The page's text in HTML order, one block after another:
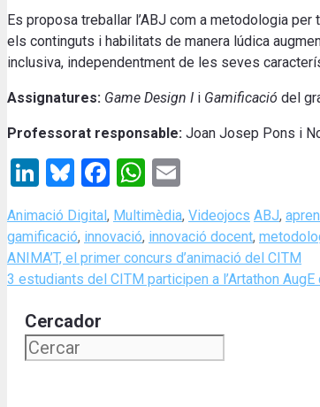
Es proposa treballar l’ABJ com a metodologia
els continguts i habilitats de manera lúdica
inclusiva, independentment de les seves
Assignatures: Game Design I i Gamificació del
Professorat responsable: Joan Josep Pons i
LinkedIn
Bluesky
Facebook
WhatsApp
Categories
Animació Digital, Multimèdia, Videojocs Tags
ABJ,
gamificació, innovació, innovació docent,
ANIMA’T, el primer concurs d’animació del CITM
3 estudiants del CITM participen a l’Artathon
Cercador